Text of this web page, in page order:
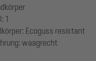
1
Ecoguss resistant
waagrecht